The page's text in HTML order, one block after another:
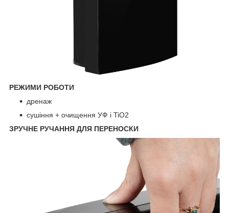
РЕЖИМИ РОБОТИ
дренаж
сушіння + очищення УФ і TiO2
ЗРУЧНЕ РУЧАННЯ ДЛЯ ПЕРЕНОСКИ